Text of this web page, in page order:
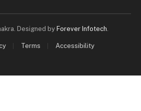
Designed by Forever Infotech.
Terms Accessibility